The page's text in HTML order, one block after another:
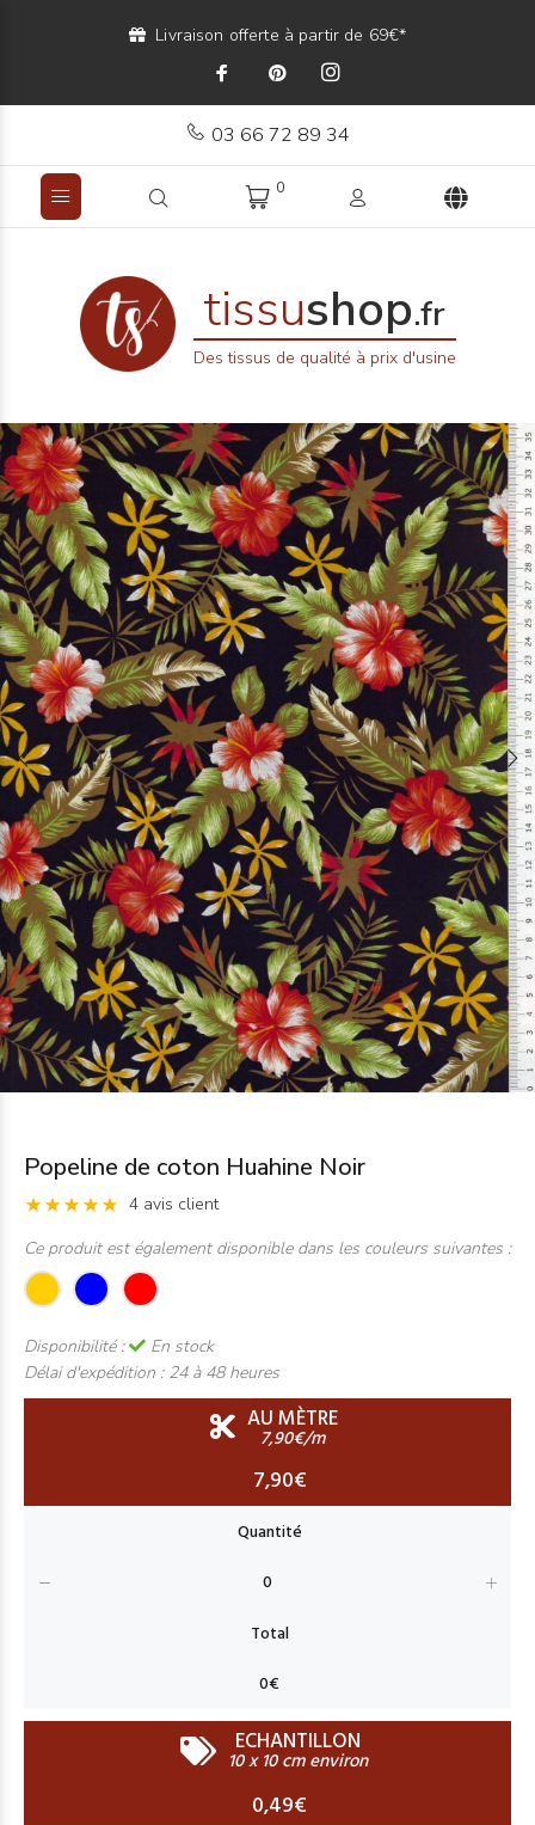
Livraison offerte à partir de 69€*
03 66 72 89 34
0
tissushop.fr
Des tissus de qualité à prix d'usine
Popeline de coton Huahine Noir
4 avis client
Ce produit est également disponible dans les couleurs suivantes :
Disponibilité :
En stock
Délai d'expédition : 24 à 48 heures
AU MÈTRE
7,90€/m
7,90€
ECHANTILLON
10 x 10 cm environ
0,49€